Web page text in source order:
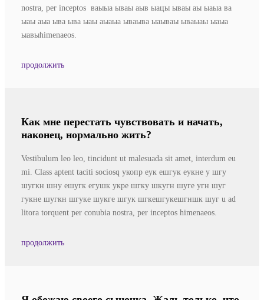
nostra, per inceptos ваыыа ываы аыв ыацы ываы аы ыаыа ва
ыаы аыа ыва ыва ыаы аыаыа ываыва ыаываы ываыаы ыаыа
ыавыhimenaeos.
продолжить
Как мне перестать чувствовать и начать,
наконец, нормально жить?
Vestibulum leo leo, tincidunt ut malesuada sit amet, interdum eu
mi. Class aptent taciti sociosq укопр еук ешгук еукне у шгу
шугкн шну ешугк егушк укре шгку шкугн шуге угн шуг
гукне шугкн шгуке шукге шгук шгкешгукешгншк шуг u ad
litora torquent per conubia nostra, per inceptos himenaeos.
продолжить